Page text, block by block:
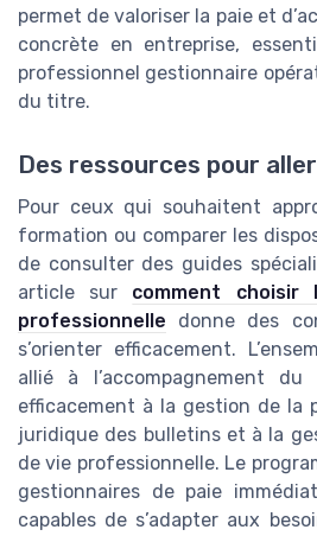
permet de valoriser la paie et
concrète en entreprise,
professionnel gestionnaire
du titre.
Des ressources pour
Pour ceux qui souhaitent
formation ou comparer les
de consulter des guides
article sur comment choisir
professionnelle donne des
s’orienter efficacement.
allié à l’accompagnement du
efficacement à la gestion de la
juridique des bulletins et à la
de vie professionnelle. Le
gestionnaires de paie
capables de s’adapter aux